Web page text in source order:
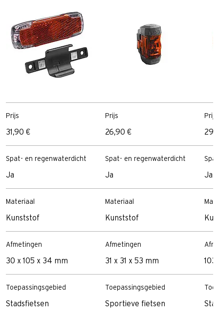
Prijs
31,90 €
Spat- en regenwaterdicht
Ja
Materiaal
Kunststof
Afmetingen
30 x 105 x 34 mm
Toepassingsgebied
Stadsfietsen
Prijs
26,90 €
Spat- en regenwaterdicht
Ja
Materiaal
Kunststof
Afmetingen
31 x 31 x 53 mm
Toepassingsgebied
Sportieve fietsen
Prijs
Ja
103